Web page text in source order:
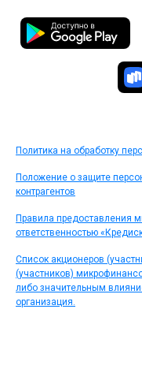
Политика на обработку
Положение о защите
контрагентов
Правила предоставления
ответственностью
Список акционеров
(участников)
либо значительным
организация.